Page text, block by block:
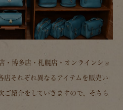
・博多店・札幌店・オンラインショ
店それぞれ異なるアイテムを販売い
ご紹介をしていきますので、そちら